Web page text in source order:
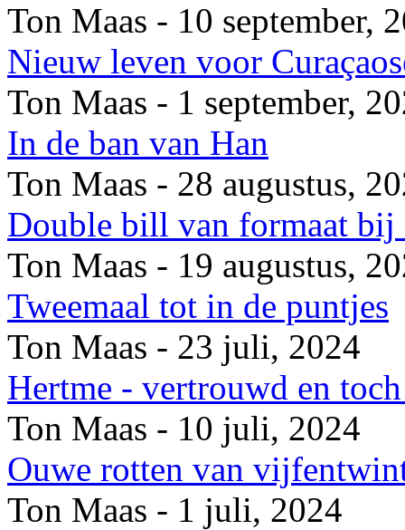
Ton Maas - 10 september,
Nieuw leven voor
Ton Maas - 1 september,
In de ban van Han
Ton Maas - 28 augustus,
Double bill van formaat bij
Ton Maas - 19 augustus,
Tweemaal tot in de puntjes
Ton Maas - 23 juli, 2024
Hertme - vertrouwd en
Ton Maas - 10 juli, 2024
Ouwe rotten van
Ton Maas - 1 juli, 2024